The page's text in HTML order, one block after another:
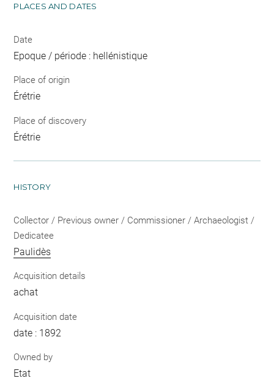
PLACES AND DATES
Date
Epoque / période : hellénistique
Place of origin
Érétrie
Place of discovery
Érétrie
HISTORY
Collector / Previous owner / Commissioner / Archaeologist /
Dedicatee
Paulidès
Acquisition details
achat
Acquisition date
date : 1892
Owned by
Etat